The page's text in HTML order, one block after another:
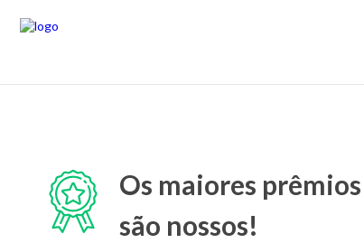
Os maiores prêmios
são nossos!